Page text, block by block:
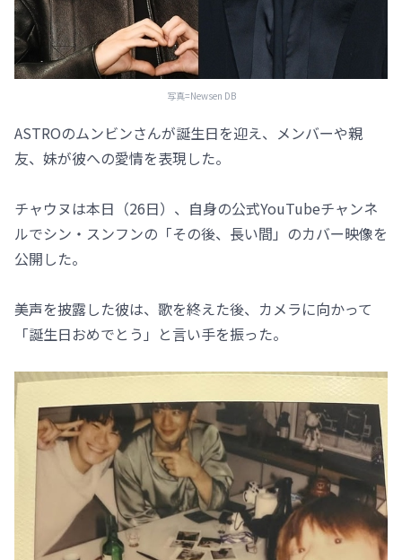
写真=Newsen DB
ASTROのムンビンさんが誕生日を迎え、メンバーや親
友、妹が彼への愛情を表現した。
チャウヌは本日（26日）、自身の公式YouTubeチャンネ
ルでシン・スンフンの「その後、長い間」のカバー映像を
公開した。
美声を披露した彼は、歌を終えた後、カメラに向かって
「誕生日おめでとう」と言い手を振った。